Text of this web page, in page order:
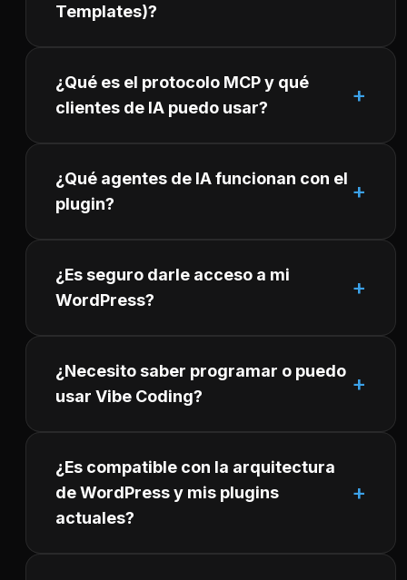
Templates)?
¿Qué es el protocolo MCP y qué
clientes de IA puedo usar?
¿Qué agentes de IA funcionan con el
plugin?
¿Es seguro darle acceso a mi
WordPress?
¿Necesito saber programar o puedo
usar Vibe Coding?
¿Es compatible con la arquitectura
de WordPress y mis plugins
actuales?